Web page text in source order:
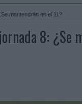
mantendrán en el 11?
8: ¿Se